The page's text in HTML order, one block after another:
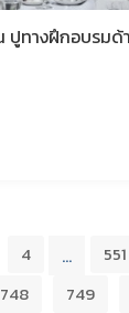
ปูทางฝึกอบรม
4 … 551
748 749